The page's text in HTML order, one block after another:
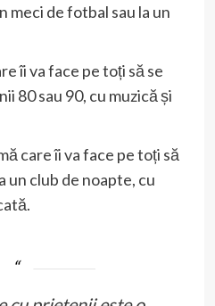
meci de fotbal sau la un
îi va face pe toți să se
80 sau 90, cu muzică și
care îi va face pe toți să
un club de noapte, cu